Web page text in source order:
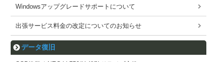
Windowsアップグレードサポートについて
出張サービス料金の改定についてのお知らせ
データ復旧